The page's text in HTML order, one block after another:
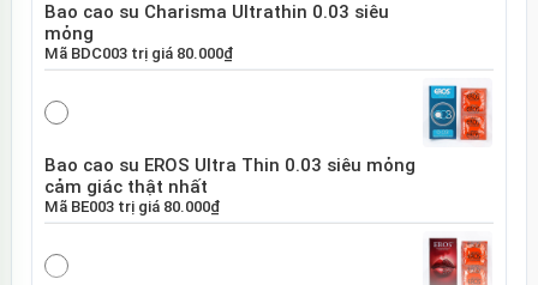
Bao cao su Charisma Ultrathin 0.03 siêu
mỏng
Mã BDC003trị giá 80.000₫
Bao cao su EROS Ultra Thin 0.03 siêu mỏng
cảm giác thật nhất
Mã BE003trị giá 80.000₫